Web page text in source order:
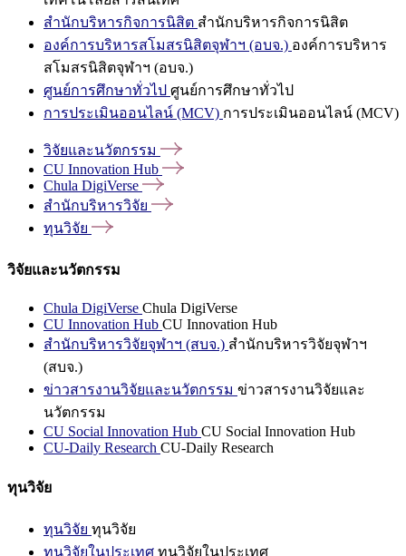
สำนักบริหารกิจการนิสิต สำนักบริหารกิจการนิสิต
องค์การบริหารสโมสรนิสิตจุฬาฯ (อบจ.) องค์การบริหาร
สโมสรนิสิตจุฬาฯ (อบจ.)
ศูนย์การศึกษาทั่วไป ศูนย์การศึกษาทั่วไป
การประเมินออนไลน์ (MCV) การประเมินออนไลน์ (MCV)
วิจัยและนวัตกรรม
CU Innovation Hub
Chula DigiVerse
สำนักบริหารวิจัย
ทุนวิจัย
วิจัยและนวัตกรรม
Chula DigiVerse Chula DigiVerse
CU Innovation Hub CU Innovation Hub
สำนักบริหารวิจัยจุฬาฯ (สบจ.) สำนักบริหารวิจัยจุฬาฯ
(สบจ.)
ข่าวสารงานวิจัยและนวัตกรรม ข่าวสารงานวิจัยและ
นวัตกรรม
CU Social Innovation Hub CU Social Innovation Hub
CU-Daily Research CU-Daily Research
ทุนวิจัย
ทุนวิจัย ทุนวิจัย
ทุนวิจัยในประเทศ ทุนวิจัยในประเทศ